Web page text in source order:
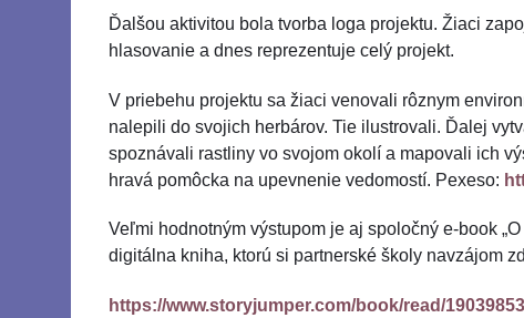
Ďalšou aktivitou bola tvorba loga projektu. Žiaci
hlasovanie a dnes reprezentuje celý projekt.
V priebehu projektu sa žiaci venovali rôznym
nalepili do svojich herbárov. Tie ilustrovali. Ďalej
spoznávali rastliny vo svojom okolí a mapovali ich
hravá pomôcka na upevnenie vedomostí. Pexeso:
Veľmi hodnotným výstupom je aj spoločný e-book
digitálna kniha, ktorú si partnerské školy navzájom
https://www.storyjumper.com/book/read/